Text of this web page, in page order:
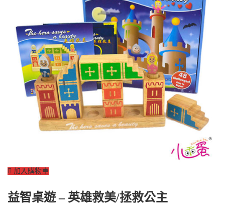
加入購物車
益智桌遊 – 英雄救美/拯救公主